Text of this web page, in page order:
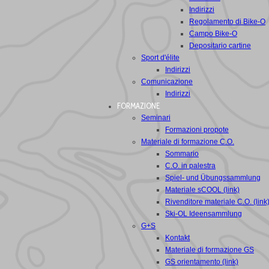
Indirizzi
Regolamento di Bike-O
Campo Bike-O
Depositario cartine
Sport d'élite
Indirizzi
Comunicazione
Indirizzi
FORMAZIONE
Seminari
Formazioni propote
Materiale di formazione C.O.
Sommario
C.O. in palestra
Spiel- und Übungssammlung
Materiale sCOOL (link)
Rivenditore materiale C.O. (link)
Ski-OL Ideensammlung
G+S
Kontakt
Materiale di formazione GS
GS orientamento (link)